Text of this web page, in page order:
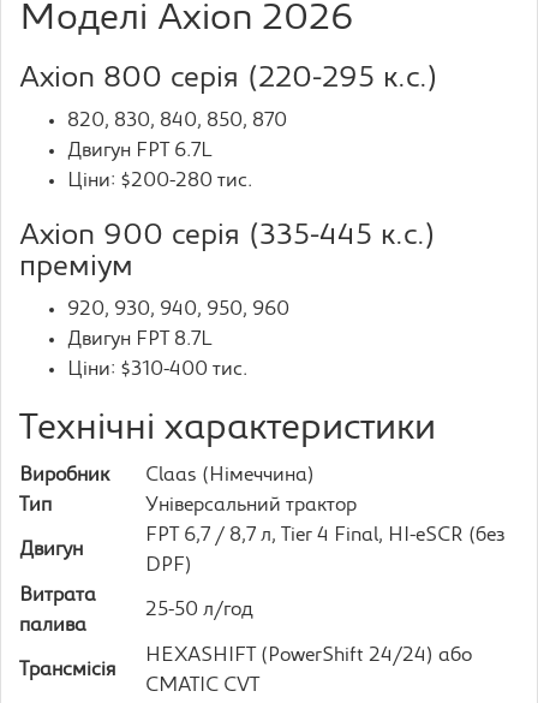
Моделі Axion 2026
Axion 800 серія (220-295 к.с.)
820, 830, 840, 850, 870
Двигун FPT 6.7L
Ціни: $200-280 тис.
Axion 900 серія (335-445 к.с.)
преміум
920, 930, 940, 950, 960
Двигун FPT 8.7L
Ціни: $310-400 тис.
Технічні характеристики
Виробник
Claas (Німеччина)
Тип
Універсальний трактор
Двигун
FPT 6,7 / 8,7 л, Tier 4 Final, HI-eSCR (без
DPF)
Витрата
палива
25-50 л/год
Трансмісія
HEXASHIFT (PowerShift 24/24) або
CMATIC CVT